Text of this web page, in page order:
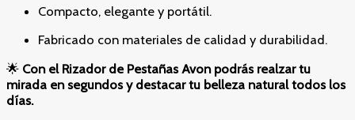
Compacto, elegante y portátil.
Fabricado con materiales de calidad y durabilidad.
🌟 Con el Rizador de Pestañas Avon podrás realzar tu
mirada en segundos y destacar tu belleza natural todos los
días.